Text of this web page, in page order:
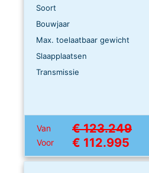
Soort
Bouwjaar
Max. toelaatbaar gewicht
Slaapplaatsen
Transmissie
Van € 123.249
Voor € 112.995